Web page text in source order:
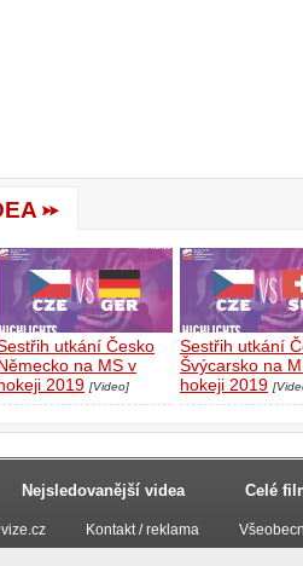
utkání Česko
na MS v
2019 [Video]
Sestřih utkání
Švýcarsko na
hokeji 2019
Nejsledovanější videa Celé
Kontakt / reklama